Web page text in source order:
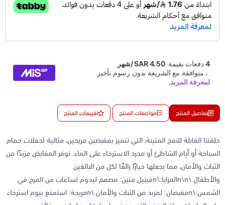
تفاصيل المنتج مواصفات المنتج تقييمات المنتج
حلقتنا القابلة للنفخ المتينة، التي تتميز بمقبضين مريحين، مثالية لحفلات حمام
السباحة أو أيام الشاطئ أو مجرد الاسترخاء على الماء. توفر المقابض مزيدًا من
الثبات والأمان، مما يجعلها خيارًا رائعًا لكل من البالغين
والأطفال.\n\nالمزايا:\nفينيل متين: مصمم ليدوم لساعات من المرح في
الشمس.\nمقبضان: لمزيد من الثبات والأمان.\nمريحة: استمتع بيوم استرخاء